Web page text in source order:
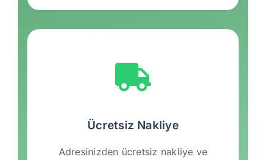
Ücretsiz Nakliye
Adresinizden ücretsiz nakliye ve